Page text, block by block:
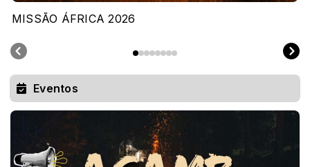
MISSÃO ÁFRICA 2026
Eventos